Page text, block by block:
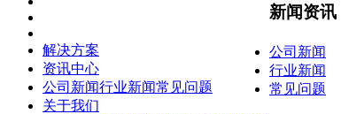
解决方案
资讯中心
公司新闻行业新闻常见问题
关于我们
新闻资讯
公司新闻
行业新闻
常见问题